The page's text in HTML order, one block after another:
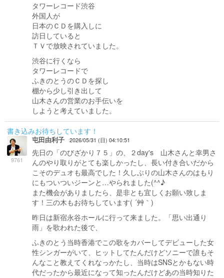
タワーレコード渋谷
外国人が
日本のＣＤを購入しに
訪日していると
ＴＶで放映されていました。
渋谷に行くなら
タワーレコードで
ふきのとうのＣＤを探し
棚から少し引き出して
山木さんの営業のお手伝いを
しようと考えていました。
書き込みお待ちしています！
9761
屯田由利子 2026/05/31 (日) 04:10:51
先日の「のびざかり７５」の、２day's 山木さんと幸男さ
んのやり取りがとても楽しかったし、長い付き合いだから
こそのデュオも最高でした！久しぶりの山木さんのはもり
にもついついジーンと…やられました(^^♪
また機会がありましたら、是非とも宜しくお願い致しま
す！三の木もお待ちしています( ´艸｀)
昨日は新宿永谷ホールに行って来ました。「思い出通り
雨」を歌われた後で、
ふきのとう当時香港でこの歌をカバーしてデビューした女
性シンガーがいて、ヒットしてたんだけどソニーで誰もそ
んなこと教えてくれなっかたし、当時はSNSとかもない時
代だったから最近になって知ったんだけどあの当時知りた